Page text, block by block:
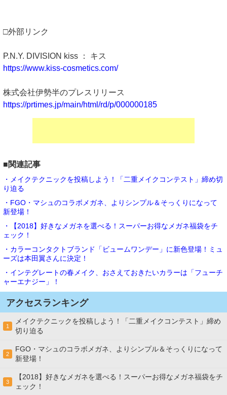
□外部リンク
P.N.Y. DIVISION kiss ： キス
https://www.kiss-cosmetics.com/
株式会社伊勢半のプレスリリース
https://prtimes.jp/main/html/rd/p/000000185
■関連記事
・メイクテクニックを投稿しよう！「二重メイクコンテスト」締め切
り迫る
・FGO・マシュのコラボメガネ、よりシンプル＆そっくりになって
新登場！
・【2018】好きなメガネを選べる！スーパーお得なメガネ福袋をチ
ェック！
・カラーコンタクトブランド「ビュームワンデー」に新色登場！ミュ
ーズは本田翼さんに決定！
・インテグレートの春メイク、おさえておきたいカラーは「フューチ
ャーエナジー」！
アクセスランキング
1
メイクテクニックを投稿しよう！「二重メイクコンテスト」締め
切り迫る
2
FGO・マシュのコラボメガネ、よりシンプル＆そっくりになって
新登場！
3
【2018】好きなメガネを選べる！スーパーお得なメガネ福袋をチ
ェック！